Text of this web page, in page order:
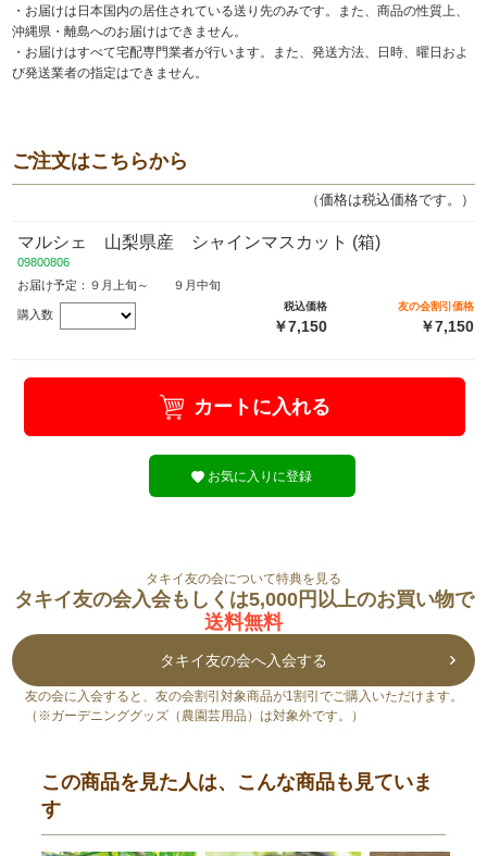
・お届けは日本国内の居住されている送り先のみです。また、商品の性質上、
沖縄県・離島へのお届けはできません。
・お届けはすべて宅配専門業者が行います。また、発送方法、日時、曜日およ
び発送業者の指定はできません。
ご注文はこちらから
（価格は税込価格です。）
マルシェ 山梨県産 シャインマスカット (箱)
09800806
お届け予定：９月上旬～ ９月中旬
購入数
税込価格
￥7,150
友の会割引価格
￥7,150
カートに入れる
お気に入りに登録
タキイ友の会について特典を見る
タキイ友の会入会もしくは5,000円以上のお買い物で
送料無料
タキイ友の会へ入会する
友の会に入会すると、友の会割引対象商品が1割引でご購入いただけます。
（※ガーデニンググッズ（農園芸用品）は対象外です。）
この商品を見た人は、こんな商品も見ていま
す